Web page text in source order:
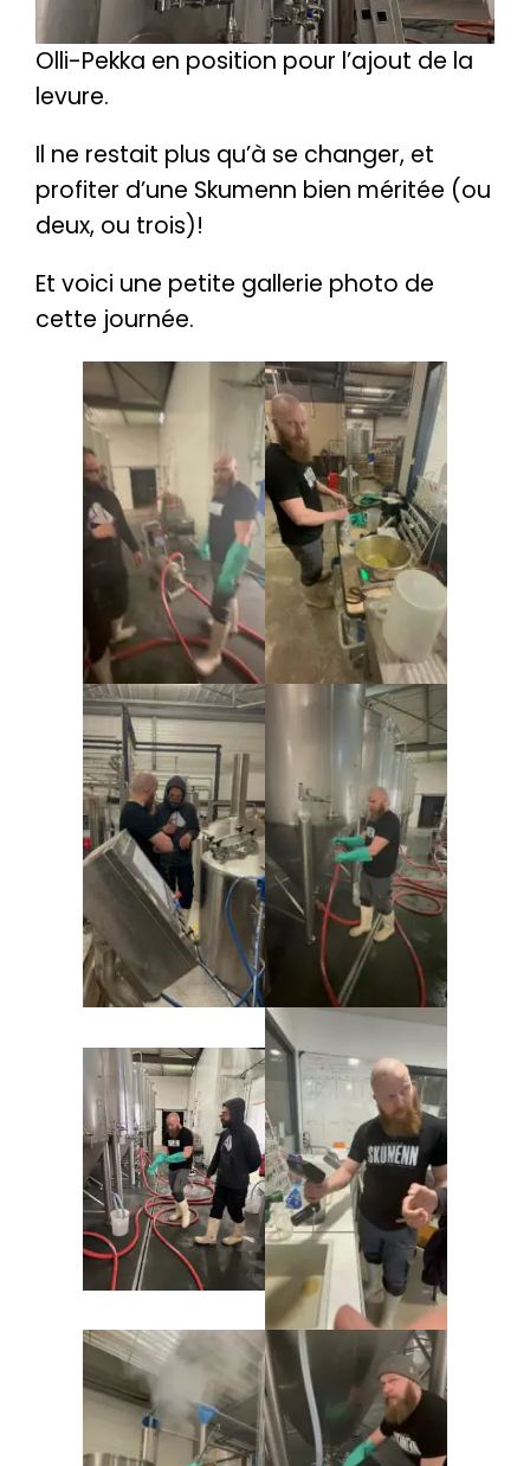
Olli-Pekka en position pour l’ajout de la
levure.
Il ne restait plus qu’à se changer, et
profiter d’une Skumenn bien méritée (ou
deux, ou trois)!
Et voici une petite gallerie photo de
cette journée.